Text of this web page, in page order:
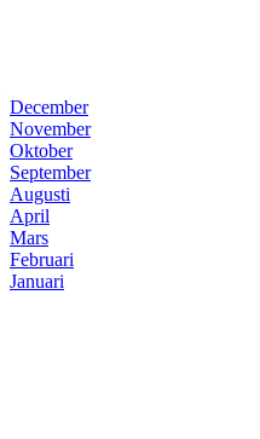
December
November
Oktober
September
Augusti
April
Mars
Februari
Januari